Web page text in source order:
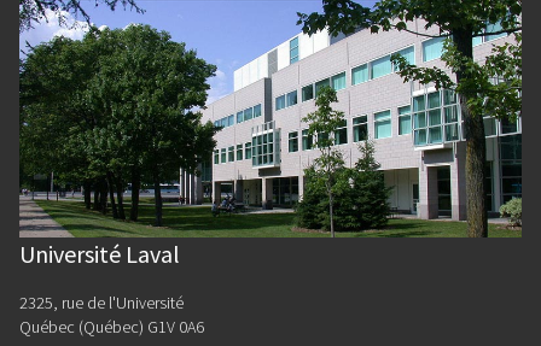
Université Laval
2325, rue de l'Université
Québec (Québec) G1V 0A6